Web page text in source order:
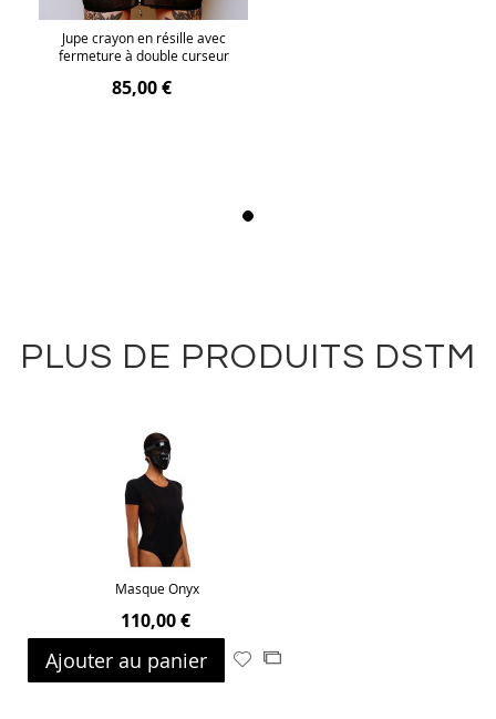
Jupe crayon en résille avec
fermeture à double curseur
85,00 €
PLUS DE PRODUITS DSTM
Masque Onyx
110,00 €
Ajouter au panier
AjouterAjouter